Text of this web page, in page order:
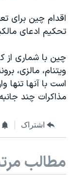
اقدام چین برای
تحکیم ادعای
چین با شماری از
ویتنام، مالزی،
است با آنها تنها
مذاکرات چند
اشتراک
مطالب